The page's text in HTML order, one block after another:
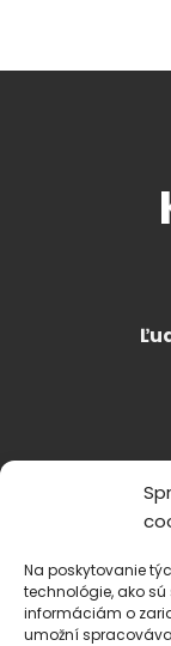
Na poskytovanie
technológie, ako
informáciám o
umožní